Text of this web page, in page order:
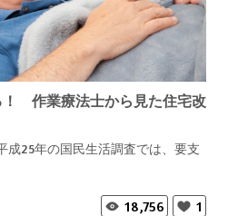
！ 作業療法士から見た住宅改
成25年の国民生活調査では、要支
18,756 1